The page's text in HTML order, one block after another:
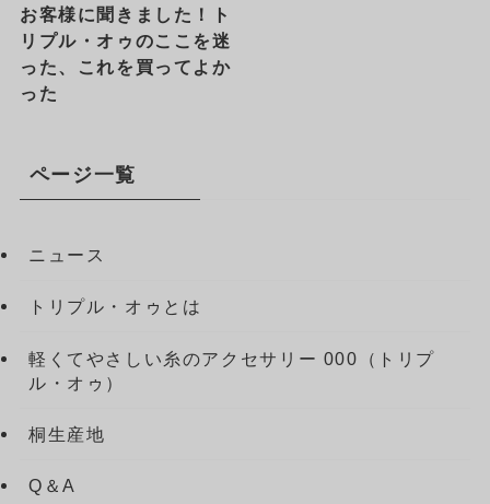
お客様に聞きました！ト
リプル・オゥのここを迷
った、これを買ってよか
った
ページ一覧
ニュース
トリプル・オゥとは
軽くてやさしい糸のアクセサリー 000（トリプ
ル・オゥ）
桐生産地
Q＆A